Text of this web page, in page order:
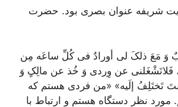
شریفه عنوان بصری بود. حضرت
وَ مَعَ ذلکَ لی أورادٌ فی کُلِّ ساعَه مِن
فَلاتَشْغَلنی عن وِردی وَ خُذ عن مالِکٍ وَ
تَختَلِفُ إلَیه» «من فردی هستم که
نظر دستگاه هستم و ارتباط با